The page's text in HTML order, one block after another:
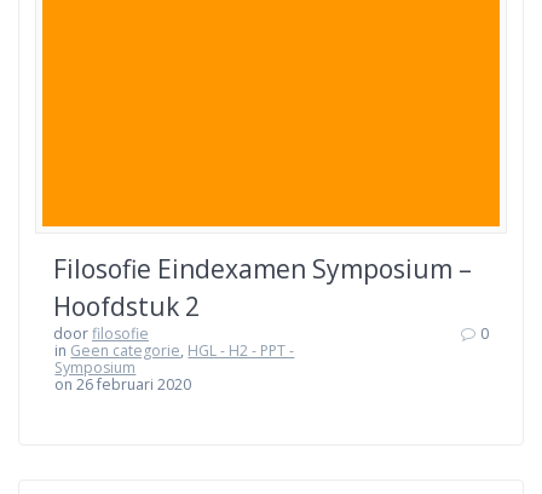
Filosofie Eindexamen Symposium –
Hoofdstuk 2
doorfilosofie
in Geen categorie, HGL - H2 - PPT -
Symposium
on 26 februari 2020
0